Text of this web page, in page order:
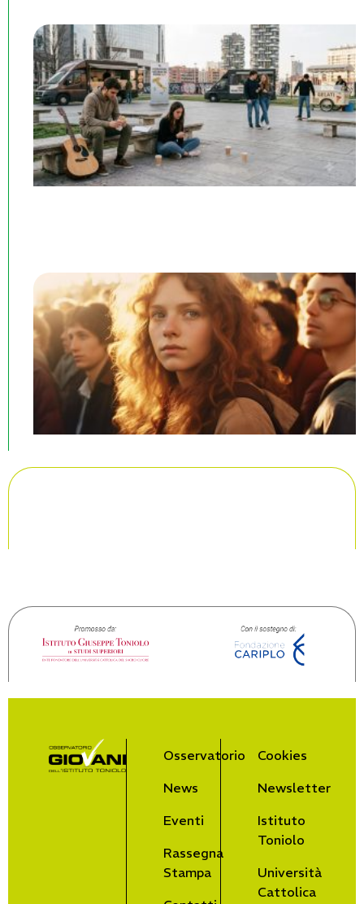
Osservatorio
News
Eventi
Rassegna
Stampa
Cookies
Newsletter
Istituto
Toniolo
Università
Cattolica